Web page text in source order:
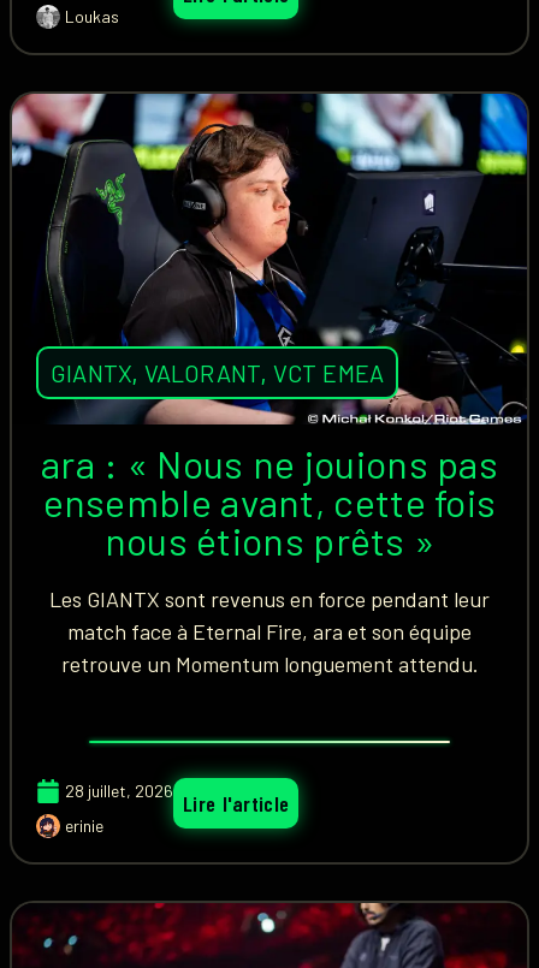
Loukas
GIANTX, VALORANT, VCT EMEA
ara : « Nous ne jouions pas
ensemble avant, cette fois
nous étions prêts »
Les GIANTX sont revenus en force pendant leur
match face à Eternal Fire, ara et son équipe
retrouve un Momentum longuement attendu.
28 juillet, 2026
erinie
Lire l'article